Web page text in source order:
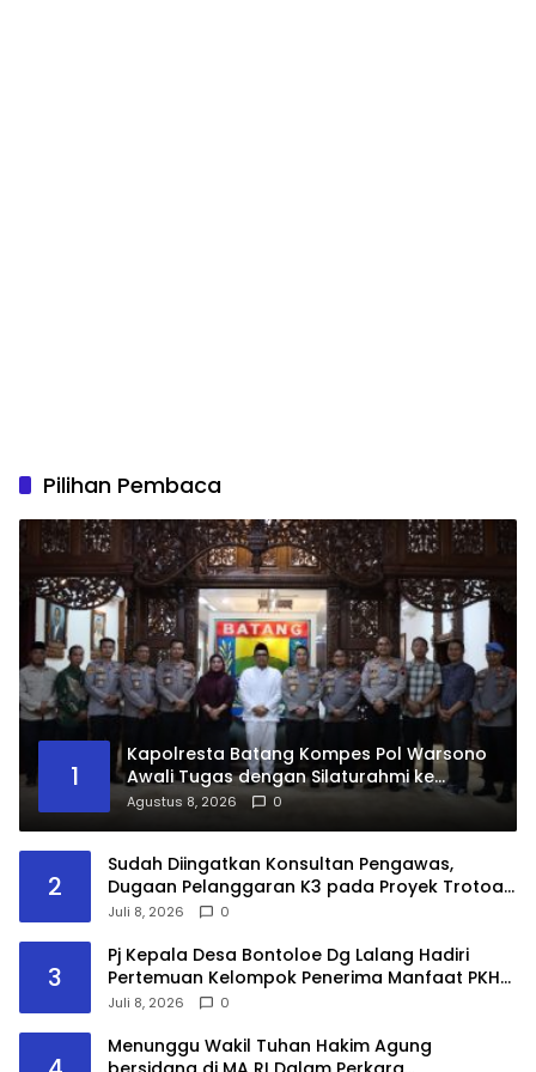
Pilihan Pembaca
1
Kapolresta Batang Kompes Pol Warsono
Awali Tugas dengan Silaturahmi ke
Pemkab dan Kejari
Agustus 8, 2026 0
2
Sudah Diingatkan Konsultan Pengawas,
Dugaan Pelanggaran K3 pada Proyek Trotoar
Wonotunggal Masih Terjadi
Juli 8, 2026 0
3
Pj Kepala Desa Bontoloe Dg Lalang Hadiri
Pertemuan Kelompok Penerima Manfaat PKH
di Kecamatan Bontolempangan
Juli 8, 2026 0
Menunggu Wakil Tuhan Hakim Agung